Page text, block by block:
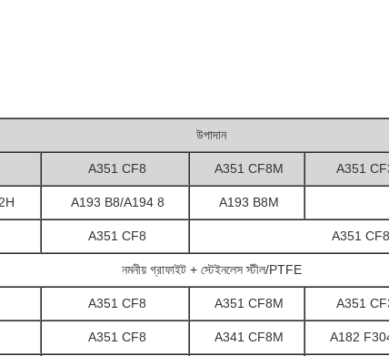
উপাদান
A351 CF8 A351 CF8M A351
A193 B8/A194 8 A193 B8M
A351 CF8 A351
নমনীয় গ্রাফাইট + স্টেইনলেস স্টীল/PTFE
A351 CF8 A351 CF8M A351
A351 CF8 A341 CF8M A182